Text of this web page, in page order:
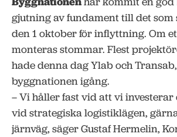
gjutning av fundament till det som
den 1 oktober för inflyttning. Om
monteras stommar. Flest
hade denna dag Ylab och
byggnationen igång.
– Vi håller fast vid att vi
vid strategiska logistiklägen,
järnväg, säger Gustaf Hermelin,